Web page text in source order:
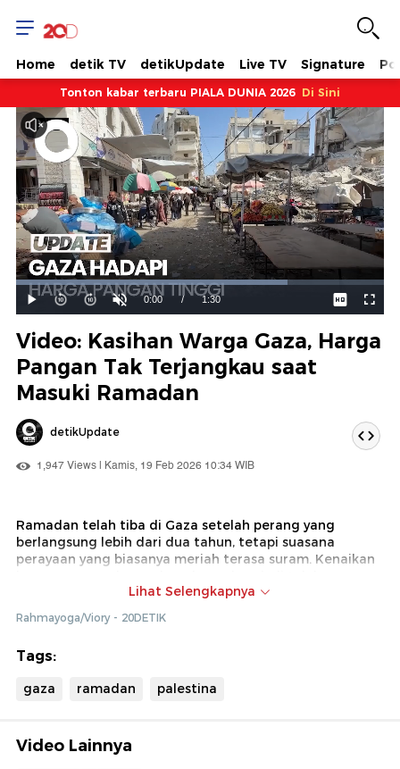
Home detik TV detikUpdate Live TV Signature
Tonton kabar terbaru PIALA DUNIA 2026 Di Sini
Mainkan
Suara
Hidup
Waktu
ini
0:00 / Durasi
1:30
Dimuat:
73.74%
Video: Kasihan Warga Gaza, Harga
Pangan Tak Terjangkau saat
Masuki Ramadan
detikUpdate
1,947 Views | Kamis, 19 Feb 2026 10:34 WIB
Ramadan telah tiba di Gaza setelah perang yang
berlangsung lebih dari dua tahun, tetapi suasana
perayaan yang biasanya meriah terasa suram. Kenaikan
membuat banyak warga kesulitan. ‘Makanan dan
minuman tersedia, tetapi tidak terjangkau bagi semua
orang karena harganya yang tinggi. Harga tidak lagi
Lihat Selengkapnya
Rahmayoga/Viory - 20DETIK
Tags:
gaza ramadan palestina
Video Lainnya